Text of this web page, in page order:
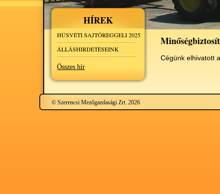
HÍREK
HÚSVÉTI SAJTÓREGGELI 2025
ÁLLÁSHIRDETÉSEINK
Összes hír
Cégünk elhivatott
© Szerencsi Mezőgazdasági Zrt. 2026